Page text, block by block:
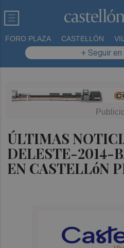
FORO PLAZA CASTELLÓN
+ Seguir en
ÚLTIMAS
DELESTE-2014-
EN CASTELLóN